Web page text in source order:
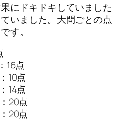
にドキドキしていました
いました。大問ごとの点
す。
16点
10点
14点
20点
20点